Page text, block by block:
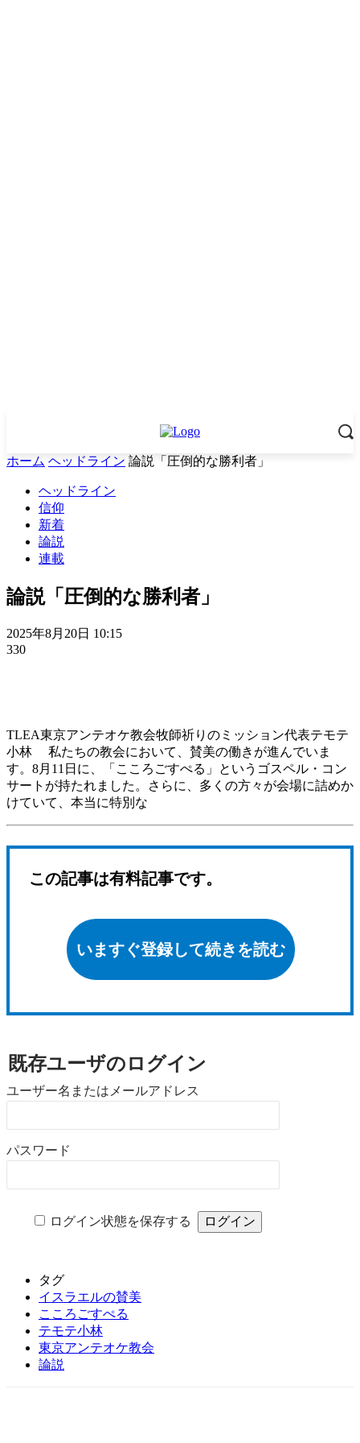
ホーム ヘッドライン 論説「圧倒的な勝利者」
ヘッドライン
信仰
新着
論説
連載
論説「圧倒的な勝利者」
2025年8月20日 10:15
330
TLEA東京アンテオケ教会牧師祈りのミッション代表テモテ
小林 私たちの教会において、賛美の働きが進んでいま
す。8月11日に、「こころごすぺる」というゴスペル・コン
サートが持たれました。さらに、多くの方々が会場に詰めか
けていて、本当に特別な
この記事は有料記事です。
いますぐ登録して続きを読む
既存ユーザのログイン
ユーザー名またはメールアドレス
パスワード
ログイン状態を保存する
タグ
イスラエルの賛美
こころごすぺる
テモテ小林
東京アンテオケ教会
論説